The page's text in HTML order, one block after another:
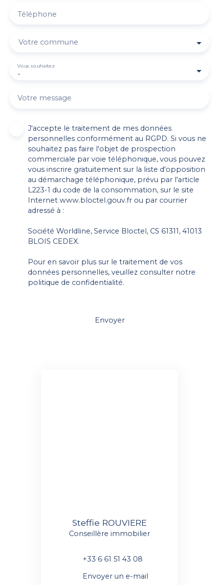
Téléphone
Votre commune
-
Vous souhaitez
Votre message
J'accepte le traitement de mes données
personnelles conformément au RGPD. Si vous ne
souhaitez pas faire l'objet de prospection
commerciale par voie téléphonique, vous pouvez
vous inscrire gratuitement sur la liste d'opposition
au démarchage téléphonique, prévu par l'article
L223-1 du code de la consommation, sur le site
Internet www.bloctel.gouv.fr ou par courrier
adressé à :
Société Worldline, Service Bloctel, CS 61311, 41013
BLOIS CEDEX.
Pour en savoir plus sur le traitement de vos
données personnelles, veuillez consulter notre
politique de confidentialité.
Envoyer
Steffie ROUVIERE
Conseillère immobilier
+33 6 61 51 43 08
Envoyer un e-mail